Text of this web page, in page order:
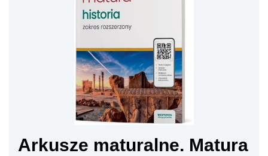
Arkusze maturalne. Matura